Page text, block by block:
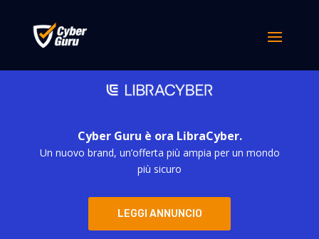
Cyber Guru è ora LibraCyber.
Un nuovo brand, un’offerta più ampia per un mondo
più sicuro
LEGGI ANNUNCIO